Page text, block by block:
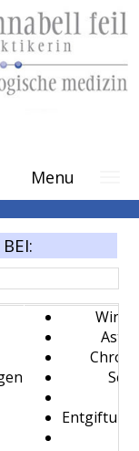
Menu
Lichtnahrung